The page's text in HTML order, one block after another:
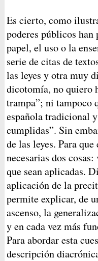
Es cierto, como
poderes públicos
papel, el uso o la
serie de citas de
las leyes y otra muy
dicotomía, no quiero
trampa”; ni tampoco
española tradicional
cumplidas”. Sin
de las leyes. Para
necesarias dos
que sean aplicadas.
aplicación de la
permite explicar, de
ascenso, la
y en cada vez más
Para abordar esta
descripción